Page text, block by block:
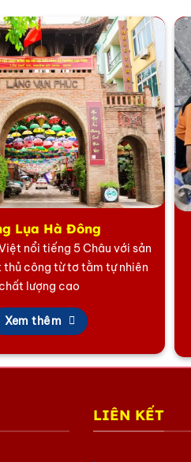
Lụa Hà Đông
nổi tiếng 5 Châu với sản
thủ công từ tơ tằm tự nhiên
chất lượng cao
Xem thêm
LIÊN KẾT